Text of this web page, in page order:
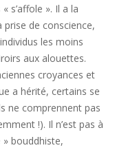
s’affole ». Il a la
de conscience,
les moins
aux alouettes.
croyances et
a hérité, certains se
ne comprennent pas
!). Il n’est pas à
bouddhiste,